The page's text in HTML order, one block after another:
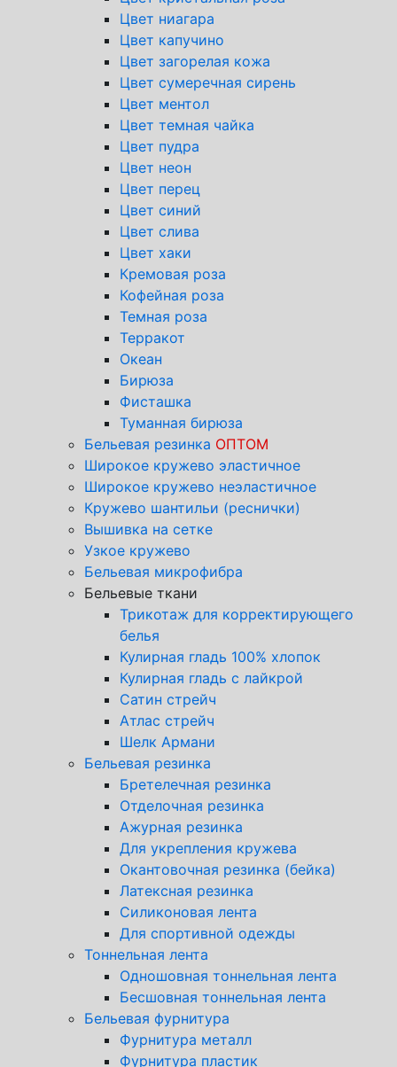
Цвет ниагара
Цвет капучино
Цвет загорелая кожа
Цвет сумеречная сирень
Цвет ментол
Цвет темная чайка
Цвет пудра
Цвет неон
Цвет перец
Цвет синий
Цвет слива
Цвет хаки
Кремовая роза
Кофейная роза
Темная роза
Терракот
Океан
Бирюза
Фисташка
Туманная бирюза
Бельевая резинка ОПТОМ
Широкое кружево эластичное
Широкое кружево неэластичное
Кружево шантильи (реснички)
Вышивка на сетке
Узкое кружево
Бельевая микрофибра
Бельевые ткани
Трикотаж для корректирующего
белья
Кулирная гладь 100% хлопок
Кулирная гладь с лайкрой
Сатин стрейч
Атлас стрейч
Шелк Армани
Бельевая резинка
Бретелечная резинка
Отделочная резинка
Ажурная резинка
Для укрепления кружева
Окантовочная резинка (бейка)
Латексная резинка
Силиконовая лента
Для спортивной одежды
Тоннельная лента
Одношовная тоннельная лента
Бесшовная тоннельная лента
Бельевая фурнитура
Фурнитура металл
Фурнитура пластик